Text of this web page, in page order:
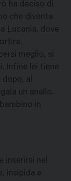
ha deciso di
che diventa
Lucania, dove
meglio, si
Infine lei tiene
dopo, al
un anello.
in
inserirsi nel
insipida e